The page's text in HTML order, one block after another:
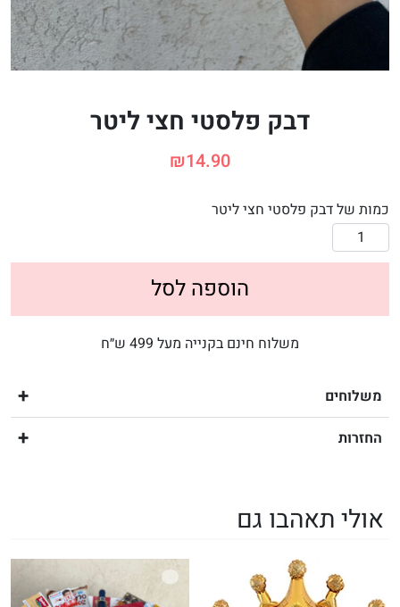
דבק פלסטי חצי ליטר
₪14.90
כמות של דבק פלסטי חצי ליטר
הוספה לסל
משלוח חינם בקנייה מעל 499 ש״ח
משלוחים
החזרות
אולי תאהבו גם